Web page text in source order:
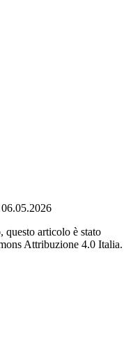
06.05.2026
questo articolo è stato
Attribuzione 4.0 Italia.